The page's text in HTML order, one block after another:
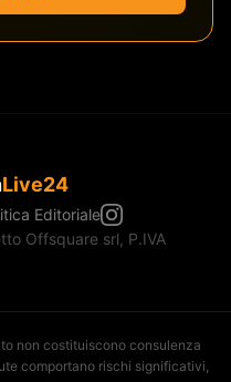
Live24
Editoriale
Offsquare srl, P.IVA
non costituiscono consulenza
comportano rischi significativi,